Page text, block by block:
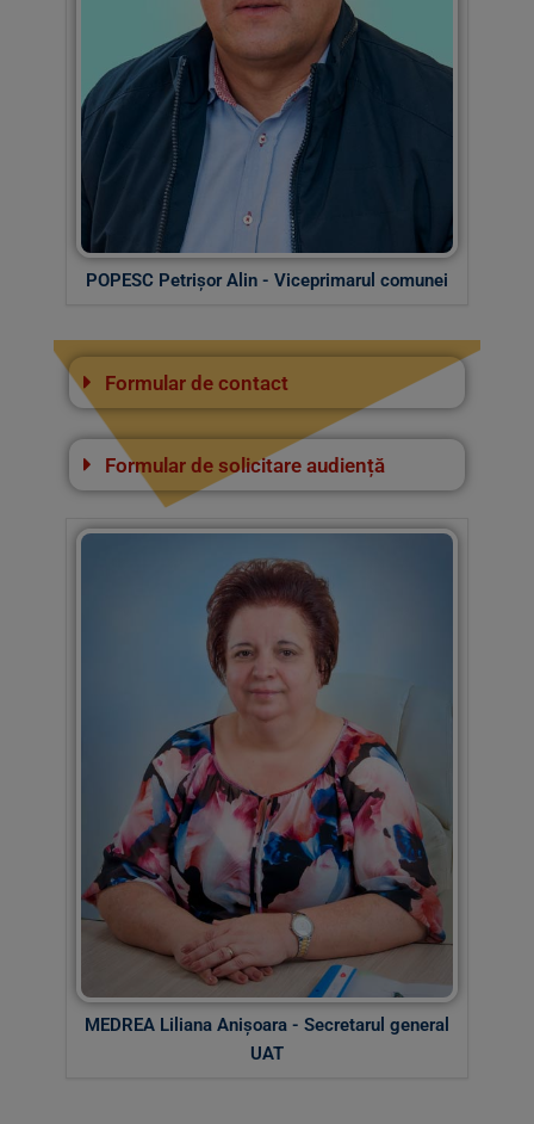
POPESC Petrișor Alin - Viceprimarul comunei
Formular de contact
Formular de solicitare audiență
MEDREA Liliana Anișoara - Secretarul general
UAT